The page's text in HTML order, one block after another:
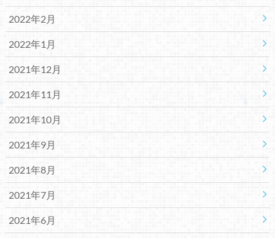
2022年2月
2022年1月
2021年12月
2021年11月
2021年10月
2021年9月
2021年8月
2021年7月
2021年6月